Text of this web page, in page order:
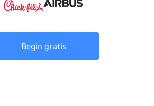
Begin gratis